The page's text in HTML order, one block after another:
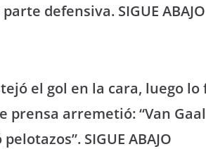
defensiva. SIGUE ABAJO
el gol en la cara, luego lo
prensa arremetió: “Van Gaal
SIGUE ABAJO